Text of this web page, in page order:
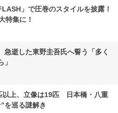
」で圧巻のスタイルを披露！
特集に！
急逝した東野圭吾氏へ誓う「多く
」
以上、立像は19匹 日本橋・八重
を巡る謎解き